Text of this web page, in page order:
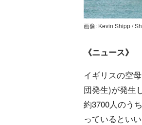
画像: Kevin Shipp /
《ニュース》
イギリスの空
団発生)が発生
約3700人のう
っているといい